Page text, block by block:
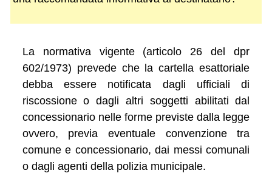
La normativa vigente (articolo 26 del dpr
602/1973) prevede che la cartella esattoriale
debba essere notificata dagli ufficiali di
riscossione o dagli altri soggetti abilitati dal
concessionario nelle forme previste dalla legge
ovvero, previa eventuale convenzione tra
comune e concessionario, dai messi comunali
o dagli agenti della polizia municipale.